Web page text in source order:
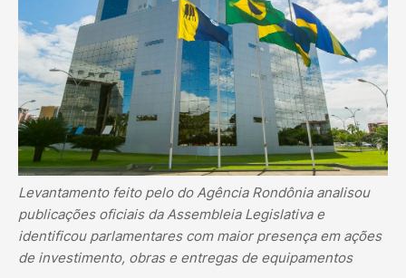
Levantamento feito pelo do Agência Rondônia analisou
publicações oficiais da Assembleia Legislativa e
identificou parlamentares com maior presença em ações
de investimento, obras e entregas de equipamentos